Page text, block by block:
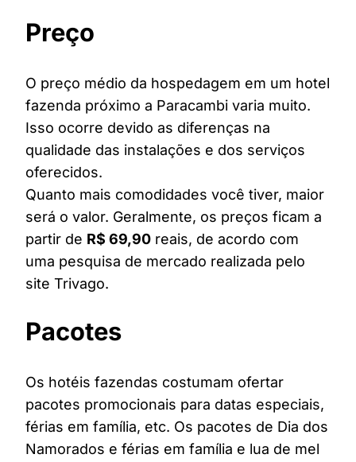
Preço
O preço médio da hospedagem em um hotel
fazenda próximo a Paracambi varia muito.
Isso ocorre devido as diferenças na
qualidade das instalações e dos serviços
oferecidos.
Quanto mais comodidades você tiver, maior
será o valor. Geralmente, os preços ficam a
partir de R$ 69,90 reais, de acordo com
uma pesquisa de mercado realizada pelo
site Trivago.
Pacotes
Os hotéis fazendas costumam ofertar
pacotes promocionais para datas especiais,
férias em família, etc. Os pacotes de Dia dos
Namorados e férias em família e lua de mel